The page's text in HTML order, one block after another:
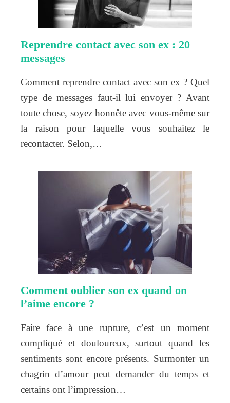
Reprendre contact avec son ex : 20
messages
Comment reprendre contact avec son ex ? Quel
type de messages faut-il lui envoyer ? Avant
toute chose, soyez honnête avec vous-même sur
la raison pour laquelle vous souhaitez le
recontacter. Selon,…
Comment oublier son ex quand on
l’aime encore ?
Faire face à une rupture, c’est un moment
compliqué et douloureux, surtout quand les
sentiments sont encore présents. Surmonter un
chagrin d’amour peut demander du temps et
certains ont l’impression…